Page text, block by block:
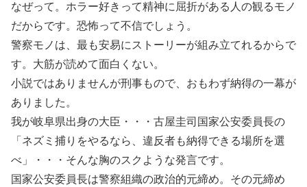
なぜって。ホラー好きって精神に屈折がある人の観るモノ
だからです。恐怖って不信でしょう。
警察モノは、最も安易にストーリーが組み立てれるからで
す。大筋が読めて面白くない。
小説ではありませんが刑事もので、おもわず納得の一幕が
ありました。
我が岐阜県出身の大臣・・・古屋圭司国家公安委員長の
「ネズミ捕りをやるなら、違反者も納得できる場所を選
べ」・・・そんな胸のスクような発言です。
国家公安委員長は警察組織の政治的元締め。その元締め